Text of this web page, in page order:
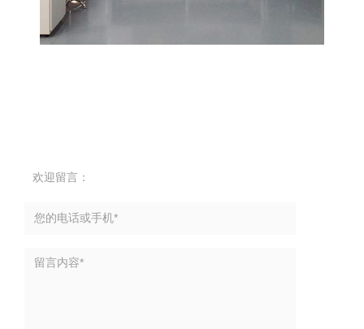
欢迎留言：